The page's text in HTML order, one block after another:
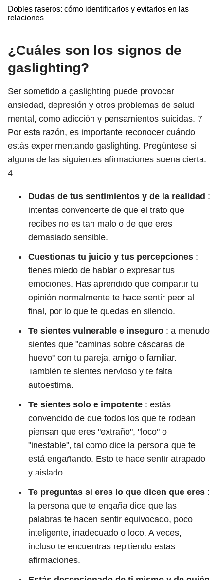
Dobles raseros: cómo identificarlos y evitarlos en las
relaciones
¿Cuáles son los signos de
gaslighting?
Ser sometido a gaslighting puede provocar
ansiedad, depresión y otros problemas de salud
mental, como adicción y pensamientos suicidas. 7
Por esta razón, es importante reconocer cuándo
estás experimentando gaslighting. Pregúntese si
alguna de las siguientes afirmaciones suena cierta:
4
Dudas de tus sentimientos y de la realidad :
intentas convencerte de que el trato que
recibes no es tan malo o de que eres
demasiado sensible.
Cuestionas tu juicio y tus percepciones :
tienes miedo de hablar o expresar tus
emociones. Has aprendido que compartir tu
opinión normalmente te hace sentir peor al
final, por lo que te quedas en silencio.
Te sientes vulnerable e inseguro : a menudo
sientes que "caminas sobre cáscaras de
huevo" con tu pareja, amigo o familiar.
También te sientes nervioso y te falta
autoestima.
Te sientes solo e impotente : estás
convencido de que todos los que te rodean
piensan que eres "extraño", "loco" o
"inestable", tal como dice la persona que te
está engañando. Esto te hace sentir atrapado
y aislado.
Te preguntas si eres lo que dicen que eres :
la persona que te engaña dice que las
palabras te hacen sentir equivocado, poco
inteligente, inadecuado o loco. A veces,
incluso te encuentras repitiendo estas
afirmaciones.